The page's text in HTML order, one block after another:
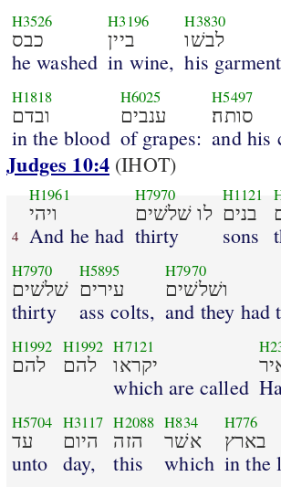
H3526
כבס
he washed
H3196
ביין
in wine,
H3830
לבשׁו
his
H1818
ובדם
in the blood
H6025
ענבים
of grapes:
H5497
סותה׃
and his
Judges 10:4 (IHOT)
4
H1961
ויהי
And he had
H7970
לו שׁלשׁים
thirty
H1121
בנים
sons
H7970
שׁלשׁים
thirty
H5895
עירים
ass colts,
H7970
ושׁלשׁים
and they had
H1992
להם
H1992
להם
H7121
יקראו
which are called
H5704
עד
unto
H3117
היום
day,
H2088
הזה
this
H834
אשׁר
which
H776
בארץ
in the